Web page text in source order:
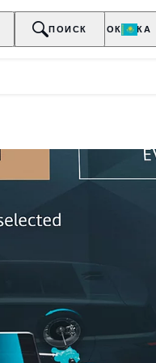
О БРЕНДЕ ПОКУПКА
ПОИСК